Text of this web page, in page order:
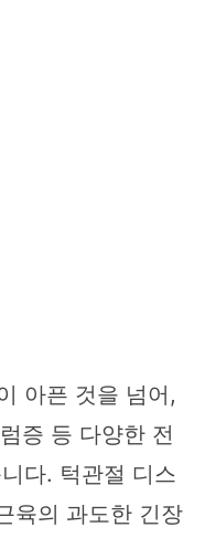
아픈 것을 넘어,
증 등 다양한 전
다. 턱관절 디스
육의 과도한 긴장